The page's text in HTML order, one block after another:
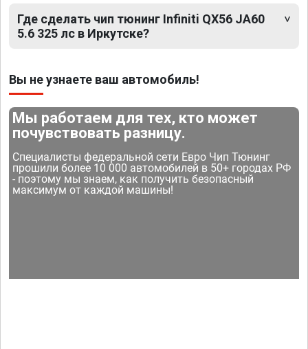
Где сделать чип тюнинг Infiniti QX56 JA60
5.6 325 лс в Иркутске?
Вы не узнаете ваш автомобиль!
Мы работаем для тех, кто может
почувствовать разницу.
Специалисты федеральной сети Евро Чип Тюнинг
прошили более 10 000 автомобилей в 50+ городах РФ
- поэтому мы знаем, как получить безопасный
максимум от каждой машины!